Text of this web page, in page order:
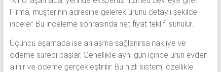
Firma, müşterinin adresine gelerek ürünü detaylı şekilde
inceler. Bu inceleme sonrasında net fiyat teklifi sunulur.
Üçüncü aşamada ise anlaşma sağlanırsa nakliye ve
ödeme süreci başlar. Genellikle aynı gün içinde ürün evden
alınır ve ödeme gerçekleştirilir. Bu hızlı sistem, özellikle